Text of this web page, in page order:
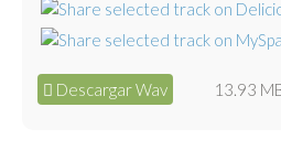
Descargar Wav 13.93